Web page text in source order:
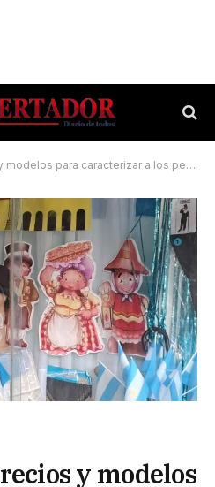
para caracterizar a los personajes de 1810
y modelos